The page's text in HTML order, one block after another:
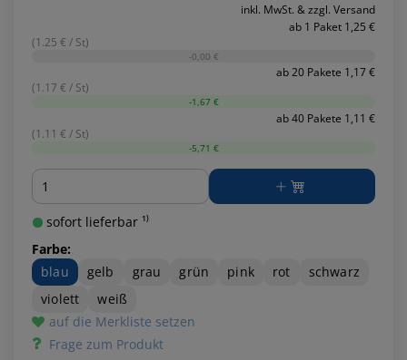
inkl. MwSt. & zzgl. Versand
ab 1 Paket 1,25 €
(1.25 € / St)
-0,00 €
ab 20 Pakete 1,17 €
(1.17 € / St)
-1,67 €
ab 40 Pakete 1,11 €
(1.11 € / St)
-5,71 €
Menge
sofort lieferbar ¹⁾
Farbe:
blau
gelb grau grün pink rot
schwarz
violett
weiß
auf die Merkliste setzen
Frage zum Produkt